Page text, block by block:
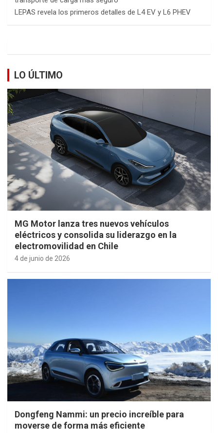
LEPAS revela los primeros detalles de L4 EV y L6 PHEV
LO ÚLTIMO
MG Motor lanza tres nuevos vehículos
eléctricos y consolida su liderazgo en la
electromovilidad en Chile
4 de junio de 2026
Dongfeng Nammi: un precio increíble para
moverse de forma más eficiente